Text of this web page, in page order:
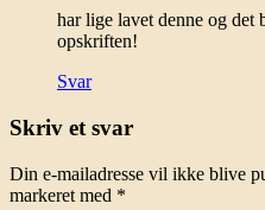
har lige lavet denne og det
opskriften!
Svar
Skriv et svar
Din e-mailadresse vil ikke blive
markeret med *